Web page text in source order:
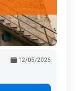
12/05/2026